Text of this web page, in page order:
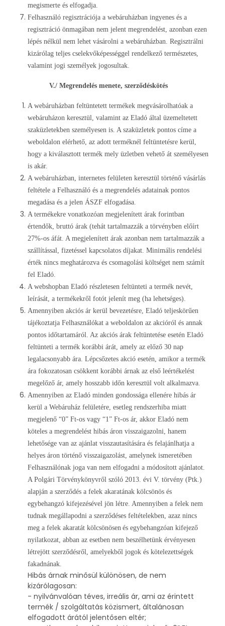
megismerte és elfogadja.
Felhasználó regisztrációja a webáruházban ingyenes és a
regisztráció önmagában nem jelent megrendelést, azonban ezen
lépés nélkül nem lehet vásárolni a webáruházban. Regisztrálni
kizárólag teljes cselekvőképességgel rendelkező természetes,
valamint jogi személyek jogosultak.
V./ Megrendelés menete, szerződéskötés
A webáruházban feltüntetett termékek megvásárolhatóak a
webáruházon keresztül, valamint az Eladó által üzemeltetett
szaküzletekben személyesen is. A szaküzletek pontos címe a
weboldalon elérhető, az adott terméknél feltüntetésre kerül,
hogy a kiválasztott termék mely üzletben vehető át személyesen
is akár.
A webáruházban, internetes felületen keresztül történő vásárlás
feltétele a Felhasználó és a megrendelés adatainak pontos
megadása és a jelen ÁSZF elfogadása.
A termékekre vonatkozóan megjelenített árak forintban
értendők, bruttó árak (tehát tartalmazzák a törvényben előírt
27%-os áfát. A megjelenített árak azonban nem tartalmazzák a
szállítással, fizetéssel kapcsolatos díjakat. Minimális rendelési
érték nincs meghatározva és csomagolási költséget nem számít
fel Eladó.
A webshopban Eladó részletesen feltünteti a termék nevét,
leírását, a termékekről fotót jelenít meg (ha lehetséges).
Amennyiben akciós ár kerül bevezetésre, Eladó teljeskörűen
tájékoztatja Felhasználókat a weboldalon az akcióról és annak
pontos időtartamáról. Az akciós árak feltüntetése esetén Eladó
feltünteti a termék korábbi árát, amely az előző 30 nap
legalacsonyabb ára. Lépcsőzetes akció esetén, amikor a termék
ára fokozatosan csökkent korábbi árnak az első leértékelést
megelőző ár, amely hosszabb időn keresztül volt alkalmazva.
Amennyiben az Eladó minden gondossága ellenére hibás ár
kerül a Webáruház felületére, esetleg rendszerhiba miatt
megjelenő “0” Ft-os vagy “1” Ft-os ár, akkor Eladó nem
köteles a megrendelést hibás áron visszaigazolni, hanem
lehetősége van az ajánlat visszautasítására és felajánlhatja a
helyes áron történő visszaigazolást, amelynek ismeretében
Felhasználónak joga van nem elfogadni a módosított ajánlatot.
A Polgári Törvénykönyvről szóló 2013. évi V. törvény (Ptk.)
alapján a szerződés a felek akaratának kölcsönös és
egybehangzó kifejezésével jön létre. Amennyiben a felek nem
tudnak megállapodni a szerződéses feltételekben, azaz nincs
meg a felek akaratát kölcsönösen és egybehangzóan kifejező
nyilatkozat, abban az esetben nem beszélhetünk érvényesen
létrejött szerződésről, amelyekből jogok és kötelezettségek
fakadnának.
Hibás árnak minősül különösen, de nem
kizárólagosan:
- nyilvánvalóan téves, irreális ár, ami az érintett
termék / szolgáltatás közismert, általánosan
elfogadott árától jelentősen eltér;